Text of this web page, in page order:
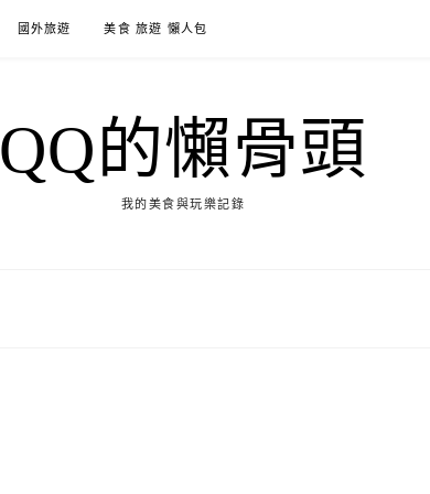
國外旅遊 美食 旅遊 懶人包
QQ的懶骨頭
我的美食與玩樂記錄